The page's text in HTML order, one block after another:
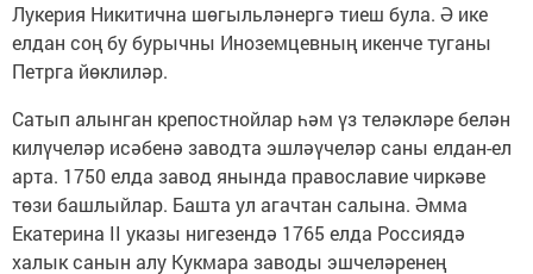
Лукерия Никитична шөгыльләнергә тиеш була. Ә ике
елдан соң бу бурычны Иноземцевның икенче туганы
Петрга йөклиләр.
Сатып алынган крепостнойлар һәм үз теләкләре белән
килүчеләр исәбенә заводта эшләүчеләр саны елдан-ел
арта. 1750 елда завод янында православие чиркәве
төзи башлыйлар. Башта ул агачтан салына. Әмма
Екатерина II указы нигезендә 1765 елда Россиядә
халык санын алу Кукмара заводы эшчеләренең